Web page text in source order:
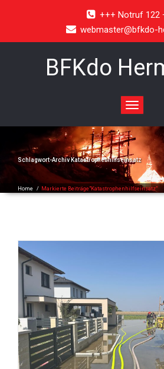
+++ Notruf 122
webmaster@bfkdo-
BFKdo
Toggle
navigation
Schlagwort-ArchivKatastrophenhilfseinsatz
Home / Markierte Beiträge"Katastrophenhilfseinsatz"